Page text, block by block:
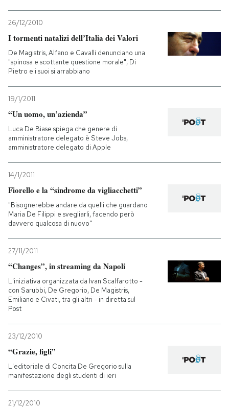
26/12/2010
I tormenti natalizi dell’Italia dei Valori
De Magistris, Alfano e Cavalli denunciano una
"spinosa e scottante questione morale", Di
Pietro e i suoi si arrabbiano
19/1/2011
“Un uomo, un’azienda”
Luca De Biase spiega che genere di
amministratore delegato è Steve Jobs,
amministratore delegato di Apple
14/1/2011
Fiorello e la “sindrome da vigliacchetti”
"Bisognerebbe andare da quelli che guardano
Maria De Filippi e svegliarli, facendo però
davvero qualcosa di nuovo"
27/11/2011
“Changes”, in streaming da Napoli
L'iniziativa organizzata da Ivan Scalfarotto -
con Sarubbi, De Gregorio, De Magistris,
Emiliano e Civati, tra gli altri - in diretta sul
Post
23/12/2010
“Grazie, figli”
L'editoriale di Concita De Gregorio sulla
manifestazione degli studenti di ieri
21/12/2010